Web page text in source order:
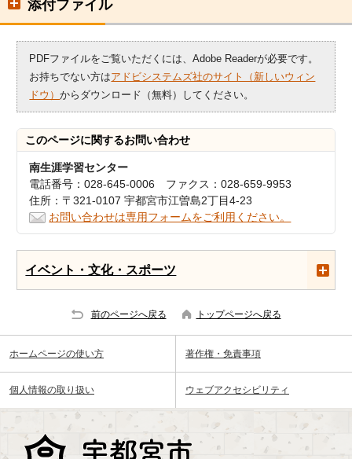
添付ファイル
PDFファイルをご覧いただくには、Adobe Readerが必要です。
お持ちでない方はアドビシステムズ社のサイト（新しいウィン
ドウ）からダウンロード（無料）してください。
このページに関するお問い合わせ
南生涯学習センター
電話番号：028-645-0006 ファクス：028-659-9953
住所：〒321-0107 宇都宮市江曽島2丁目4-23
お問い合わせは専用フォームをご利用ください。
イベント・文化・スポーツ
前のページへ戻る トップページへ戻る
ホームページの使い方 著作権・免責事項
個人情報の取り扱い ウェブアクセシビリティ